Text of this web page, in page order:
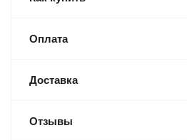
Оплата
Доставка
Отзывы